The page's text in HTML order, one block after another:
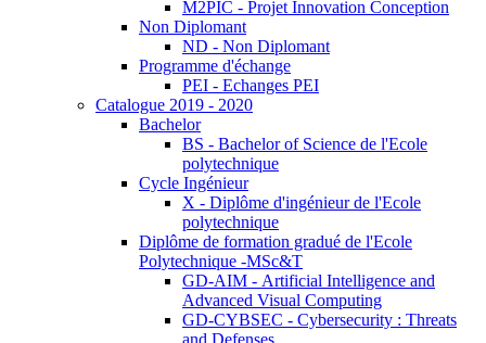
M2PIC - Projet Innovation Conception
Non Diplomant
ND - Non Diplomant
Programme d'échange
PEI - Echanges PEI
Catalogue 2019 - 2020
Bachelor
BS - Bachelor of Science de l'Ecole
polytechnique
Cycle Ingénieur
X - Diplôme d'ingénieur de l'Ecole
polytechnique
Diplôme de formation gradué de l'Ecole
Polytechnique -MSc&T
GD-AIM - Artificial Intelligence and
Advanced Visual Computing
GD-CYBSEC - Cybersecurity : Threats
and Defenses